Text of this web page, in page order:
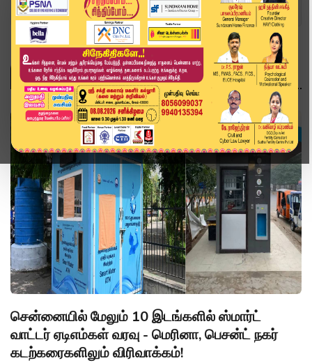
Home Topics மெட்ரோ
மெட்ரோ
சென்னையில் மேலும் 10 இடங்களில் ஸ்மார்ட்
வாட்டர் ஏடிஎம்கள் வரவு - மெரினா, பெசன்ட் நகர்
கடற்கரைகளிலும் விரிவாக்கம்!